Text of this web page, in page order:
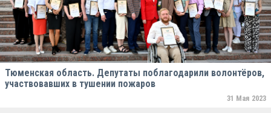
Тюменская область. Депутаты поблагодарили волонтёров,
участвовавших в тушении пожаров
31 Мая 2023